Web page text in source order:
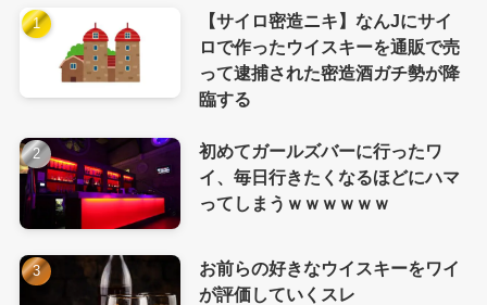
【サイロ密造ニキ】なんJにサイ
ロで作ったウイスキーを通販で売
って逮捕された密造酒ガチ勢が降
臨する
初めてガールズバーに行ったワ
イ、毎日行きたくなるほどにハマ
ってしまうｗｗｗｗｗｗ
お前らの好きなウイスキーをワイ
が評価していくスレ